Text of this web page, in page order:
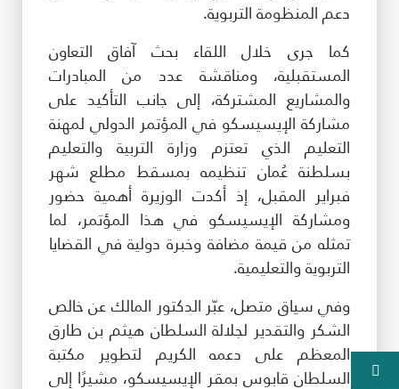
دعم المنظومة التربوية.
كما جرى خلال اللقاء بحث آفاق التعاون
المستقبلية، ومناقشة عدد من المبادرات
والمشاريع المشتركة، إلى جانب التأكيد على
مشاركة الإيسيسكو في المؤتمر الدولي لمهنة
التعليم الذي تعتزم وزارة التربية والتعليم
بسلطنة عُمان تنظيمه بمسقط مطلع شهر
فبراير المقبل، إذ أكدت الوزيرة أهمية حضور
ومشاركة الإيسيسكو في هذا المؤتمر، لما
تمثله من قيمة مضافة وخبرة دولية في القضايا
التربوية والتعليمية.
وفي سياق متصل، عبّر الدكتور المالك عن خالص
الشكر والتقدير لجلالة السلطان هيثم بن طارق
المعظم على دعمه الكريم لتطوير مكتبة
السلطان قابوس بمقر الإيسيسكو، مشيرًا إلى